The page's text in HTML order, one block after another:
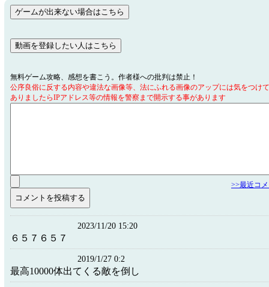
無料ゲーム攻略、感想を書こう。作者様への批判は禁止！
公序良俗に反する内容や違法な画像等、法にふれる画像のアップには気をつけ
ありましたらIPアドレス等の情報を警察まで開示する事があります
>>最近コ
2023/11/20 15:20
６５７６５７
2019/1/27 0:2
最高10000体出てくる敵を倒し